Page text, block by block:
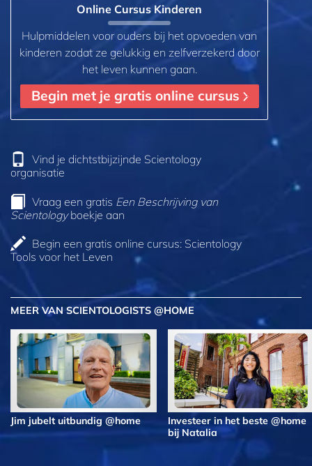
Online Cursus Kinderen
Hulpmiddelen voor ouders bij het opvoeden van
kinderen zodat ze gelukkig en zelfverzekerd door
het leven kunnen gaan.
Begin met je gratis online cursus
Vind je dichtstbijzijnde Scientology
organisatie
Vraag een gratis Een Beschrijving van
Scientologyboekje aan
Begin een gratis online cursus: Scientology
Tools voor het Leven
MEER VAN SCIENTOLOGISTS @HOME
Jim jubelt uitbundig @home
Investeer in het beste @home
bij Natalia